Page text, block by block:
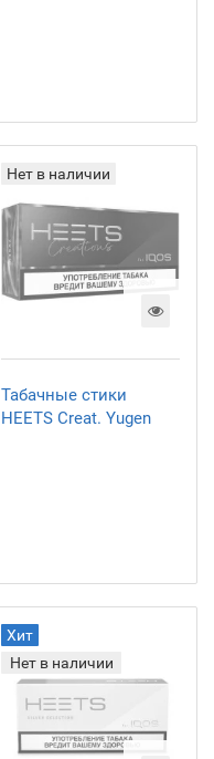
Нет в наличии
Табачные стики
HEETS Creat. Yugen
Хит
Нет в наличии